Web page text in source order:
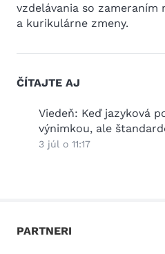
vzdelávania so
a kurikulárne zmeny.
ČÍTAJTE AJ
Viedeň: Keď jazyková
výnimkou, ale
3 júl o 11:17
PARTNERI